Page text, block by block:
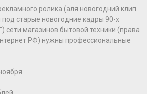
ролика (аля новогодний клип
старые новогодние кадры 90-х
сети магазинов бытовой техники (права
РФ) нужны профессиональные